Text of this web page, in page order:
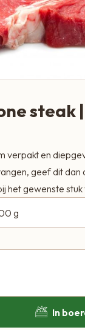
steak
verpakt en
geef dit dan
het gewenste stuk
In